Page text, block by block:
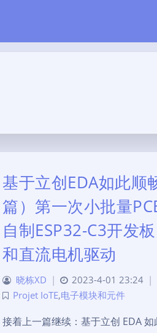
基于立创EDA如此顺
篇）第一次小批量
自制ESP32-C3开发
和直流电机驱动
晓栋XD | 2023-4-01 23:24 |
Projet IoTE,电子模块和元件
接着上一篇继续：基于立创 EDA 如